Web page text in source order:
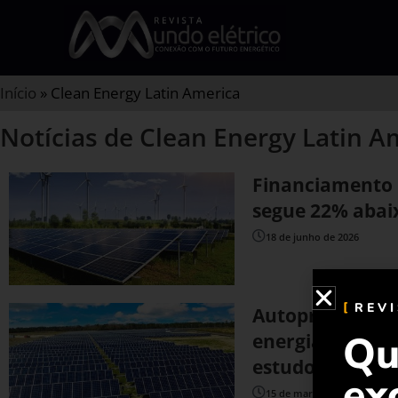
Início » Clean Energy Latin America
Notícias de Clean Energy Latin
Financiamento
segue 22%
18 de junho de 2026
Autoprodução
energia solar e
estudo da
15 de março de 2024